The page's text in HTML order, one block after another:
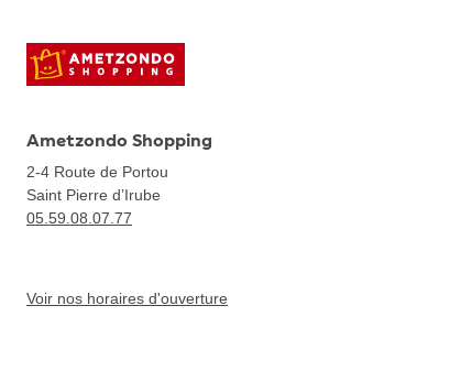
Ametzondo Shopping
2-4 Route de Portou
Saint Pierre d’Irube
05.59.08.07.77
Voir nos horaires d'ouverture